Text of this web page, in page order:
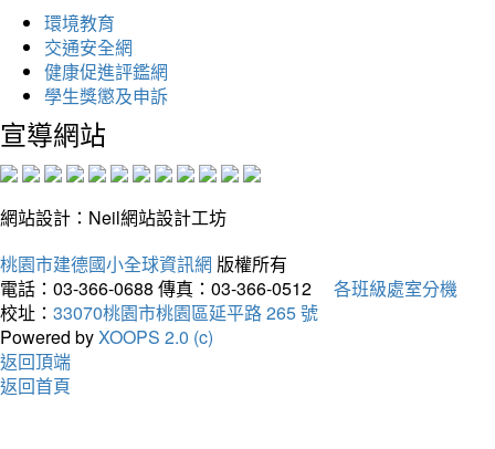
環境教育
交通安全網
健康促進評鑑網
學生獎懲及申訴
宣導網站
網站設計：Neil網站設計工坊
桃園市建德國小全球資訊網 版權所有
電話：03-366-0688 傳真：03-366-0512
各班級處室分機
校址： 33070桃園市桃園區延平路 265 號
Powered byXOOPS 2.0 (c)
返回頂端
返回首頁